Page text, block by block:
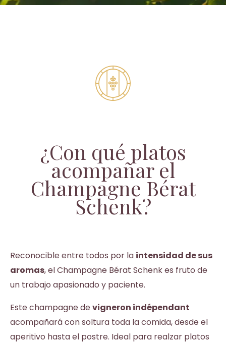
¿Con qué platos
acompañar el
Champagne Bérat
Schenk?
Reconocible entre todos por la intensidad de sus
aromas, el Champagne Bérat Schenk es fruto de
un trabajo apasionado y paciente.
Este champagne devigneron indépendant
acompañará con soltura toda la comida, desde el
aperitivo hasta el postre. Ideal para realzar platos